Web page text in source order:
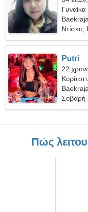
Γυναίκα
Ντίσκο,
Putri
22
Κορίτσι
Σοβαρή
Πώς